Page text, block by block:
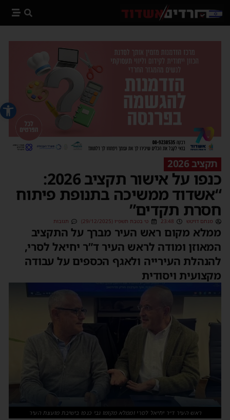
פתח
תקציב 2026
כנפו על אישור תקציב 2026:
“אשדוד ממשיכה בתנופת פיתוח
חסרת תקדים”
מנחם דויטש 23:48 ט׳ בטבת תשפ״ו (29/12/2025) תגובות
ממלא מקום ראש העיר מברך על התקציב
המאוזן ומודה לראש העיר ד”ר יחיאל לסרי,
להנהלת העירייה ולאגף הכספים על עבודה
מקצועית ויסודית
ראש העיר ד״ר יחיאל לסרי וממלא מקומו גבי כנפו בישיבת מועצת העיר